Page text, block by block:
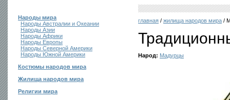
Народы мира
Народы Австралии и Океании
Народы Азии
Народы Африки
Народы Европы
Народы Северной Америки
Народы Южной Америки
Костюмы народов мира
Жилища народов мира
Религии мира
главная / жилища народов мира /
Народ: Мадурцы